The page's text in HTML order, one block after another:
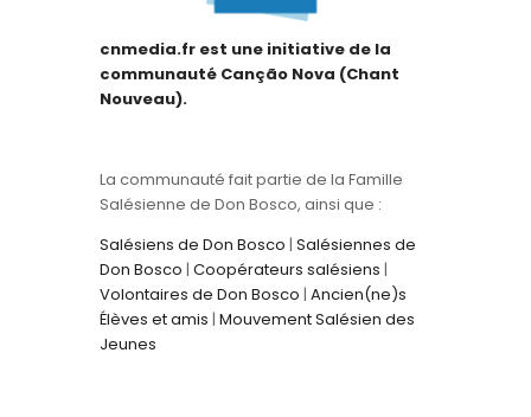
cnmedia.fr est une initiative de la
communauté Canção Nova (Chant
Nouveau).
La communauté fait partie de la Famille
Salésienne de Don Bosco, ainsi que :
Salésiens de Don Bosco | Salésiennes de
Don Bosco | Coopérateurs salésiens |
Volontaires de Don Bosco | Ancien(ne)s
Élèves et amis | Mouvement Salésien des
Jeunes